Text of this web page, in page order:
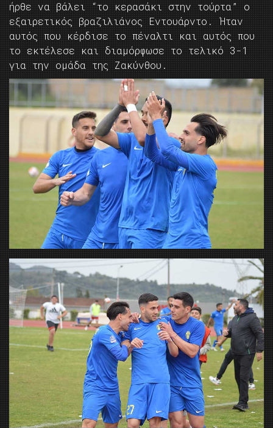
ήρθε να βάλει “το κερασάκι στην τούρτα” ο
εξαιρετικός βραζιλιάνος Εντουάρντο. Ήταν
αυτός που κέρδισε το πέναλτι και αυτός που
το εκτέλεσε και διαμόρφωσε το τελικό 3-1
για την ομάδα της Ζακύνθου.